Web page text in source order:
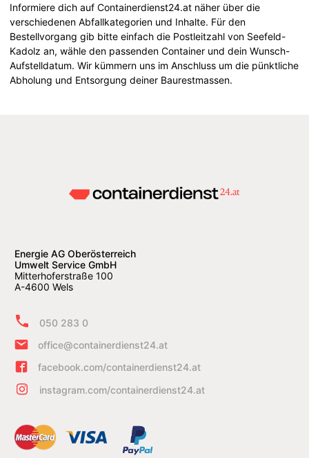
Informiere dich auf Containerdienst24.at näher über die
verschiedenen Abfallkategorien und Inhalte. Für den
Bestellvorgang gib bitte einfach die Postleitzahl von Seefeld-
Kadolz an, wähle den passenden Container und dein Wunsch-
Aufstelldatum. Wir kümmern uns im Anschluss um die pünktliche
Abholung und Entsorgung deiner Baurestmassen.
Energie AG Oberösterreich
Umwelt Service GmbH
Mitterhoferstraße 100
A-4600 Wels
050 283 0
office@containerdienst24.at
facebook.com/containerdienst24.at
instagram.com/containerdienst24.at